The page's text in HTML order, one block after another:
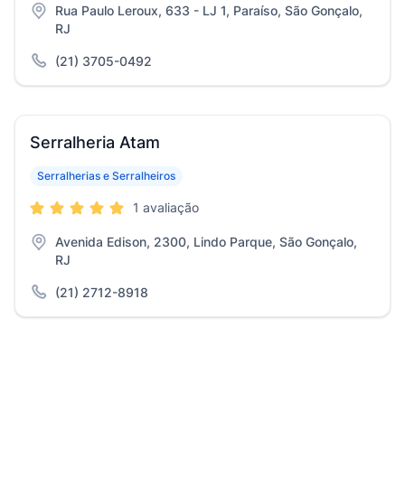
Rua Paulo Leroux, 633 - LJ 1, Paraíso, São Gonçalo,
RJ
(21) 3705-0492
Serralheria Atam
Serralherias e Serralheiros
1 avaliação
Avenida Edison, 2300, Lindo Parque, São Gonçalo,
RJ
(21) 2712-8918